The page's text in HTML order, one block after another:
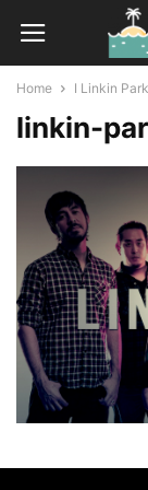
Home I Linkin
linkin-